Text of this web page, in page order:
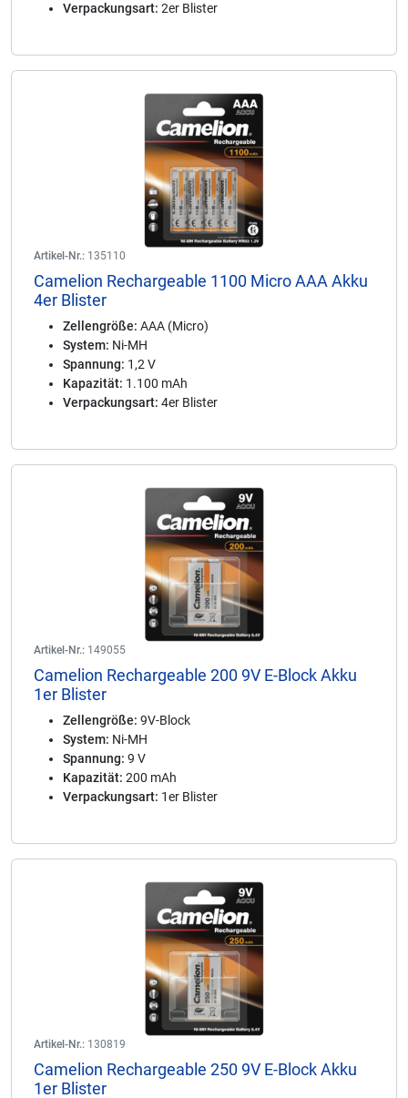
Verpackungsart: 2er Blister
Artikel-Nr.: 135110
Camelion Rechargeable 1100 Micro AAA Akku
4er Blister
Zellengröße: AAA (Micro)
System: Ni-MH
Spannung: 1,2 V
Kapazität: 1.100 mAh
Verpackungsart: 4er Blister
Artikel-Nr.: 149055
Camelion Rechargeable 200 9V E-Block Akku
1er Blister
Zellengröße: 9V-Block
System: Ni-MH
Spannung: 9 V
Kapazität: 200 mAh
Verpackungsart: 1er Blister
Artikel-Nr.: 130819
Camelion Rechargeable 250 9V E-Block Akku
1er Blister